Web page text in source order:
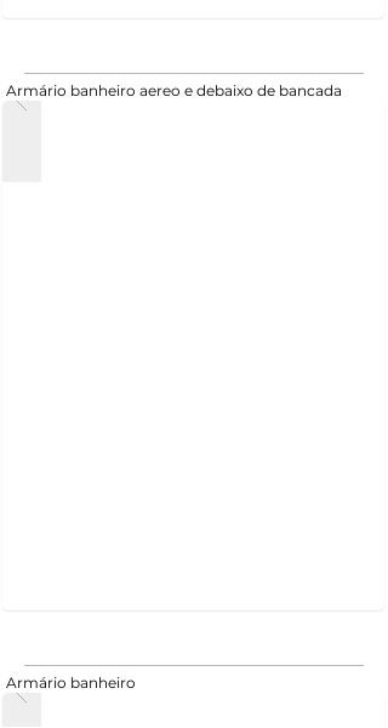
Armário banheiro aereo e debaixo de bancada
Armário banheiro